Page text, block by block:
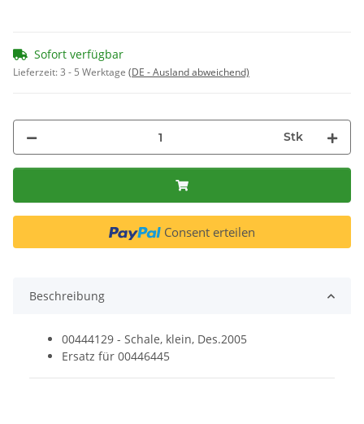
Sofort verfügbar
Lieferzeit:3 - 5 Werktage (DE - Ausland abweichend)
Stk
Consent erteilen
Beschreibung
00444129 - Schale, klein, Des.2005
Ersatz für 00446445